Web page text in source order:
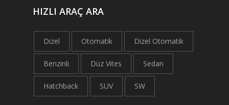
HIZLI ARAÇ ARA
Dizel Otomatik Dizel Otomatik
Benzinli Düz Vites Sedan
Hatchback SUV SW